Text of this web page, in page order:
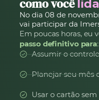
como você
No dia 08 de
vai participar da
Em poucas horas, eu
passo definitivo para:
Assumir o
Planejar seu mês
Usar o cartão